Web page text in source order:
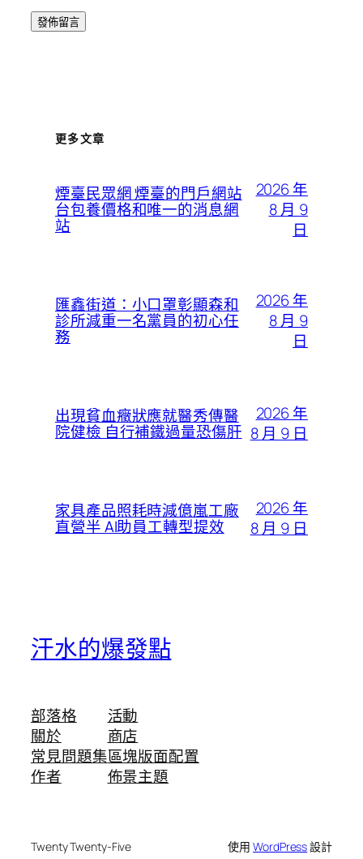
更多文章
煙臺民眾網 煙臺的門戶網站
台包養價格和唯一的消息網
站
2026 年
8 月 9
日
匯鑫街道：小口罩彰顯森和
診所減重一名黨員的初心任
務
2026 年
8 月 9
日
出現貧血癥狀應就醫秀傳醫
院健檢 自行補鐵過量恐傷肝
2026 年
8 月 9 日
家具產品照耗時減億嵐工廠
直營半 AI助員工轉型提效
2026 年
8 月 9 日
汗水的爆發點
部落格
關於
常見問題集
作者
活動
商店
區塊版面配置
佈景主題
Twenty Twenty-Five 使用WordPress設計